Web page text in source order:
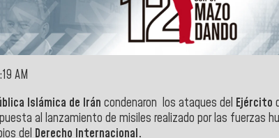
AM
Islámica de Irán condenaron los ataques del Ejército
al lanzamiento de misiles realizado por las fuerzas
del Derecho Internacional.